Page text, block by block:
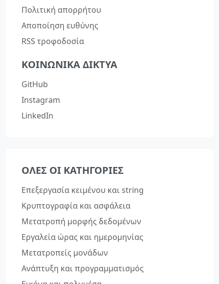
Πολιτική απορρήτου
Αποποίηση ευθύνης
RSS τροφοδοσία
ΚΟΙΝΩΝΙΚΆ ΔΊΚΤΥΑ
GitHub
Instagram
LinkedIn
ΌΛΕΣ ΟΙ ΚΑΤΗΓΟΡΊΕΣ
Επεξεργασία κειμένου και string
Κρυπτογραφία και ασφάλεια
Μετατροπή μορφής δεδομένων
Εργαλεία ώρας και ημερομηνίας
Μετατροπείς μονάδων
Ανάπτυξη και προγραμματισμός